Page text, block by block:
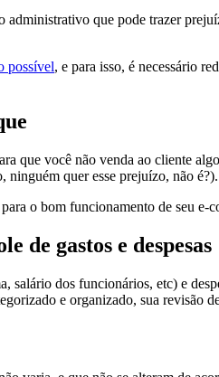
administrativo que pode trazer
possível, e para isso, é necessário
que você não venda ao cliente
quer esse prejuízo, não
para o bom funcionamento de seu
de gastos e despesas
salário dos funcionários, etc) e
e organizado, sua revisão